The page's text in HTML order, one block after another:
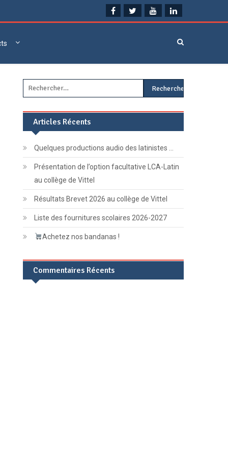
Rechercher :
Articles Récents
Quelques productions audio des latinistes …
Présentation de l’option facultative LCA-Latin
au collège de Vittel
Résultats Brevet 2026 au collège de Vittel
Liste des fournitures scolaires 2026-2027
Achetez nos bandanas !
Commentaires Récents